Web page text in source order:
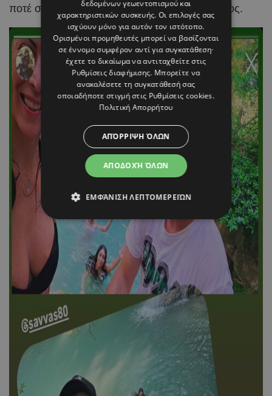
ποτέ στο επίκεντρο του διεθνούς ενδιαφέροντος.
δεδομένων γεωεντοπισμού και
χαρακτηριστικών συσκευής. Οι επιλογές σας
ισχύουν μόνο για αυτόν τον ιστότοπο.
Ορισμένοι προμηθευτές μπορεί να βασίζονται
σε έννομο συμφέρον αντί για συγκατάθεση·
έχετε το δικαίωμα να αντιταχθείτε στις
Ρυθμίσεις διαφήμισης. Μπορείτε να
ανακαλέσετε τη συγκατάθεσή σας
οποιαδήποτε στιγμή στις Ρυθμίσεις cookies.
Πολιτική Απορρήτου
ΑΠΟΔΟΧΉ ΌΛΩΝ
ΑΠΌΡΡΙΨΗ ΌΛΩΝ
ΕΜΦΆΝΙΣΗ ΛΕΠΤΟΜΕΡΕΙΏΝ